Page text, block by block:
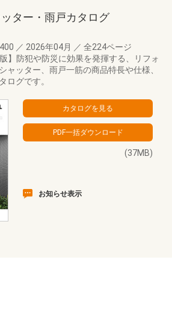
ター・雨戸カタログ
／ 2026年04月 ／ 全224ページ
】防犯や防災に効果を発揮する、リフォ
ャッター、雨戸一筋の商品特長や仕様、
ログです。
(37MB)
お知らせ表示